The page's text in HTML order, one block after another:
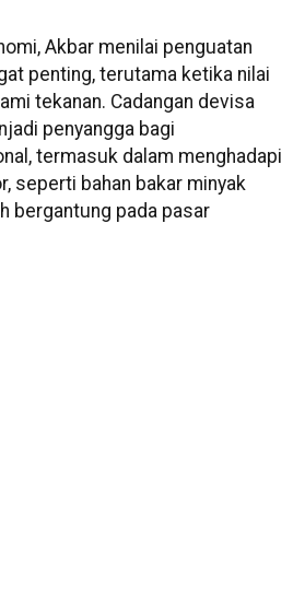
Akbar menilai penguatan
penting, terutama ketika nilai
tekanan. Cadangan devisa
penyangga bagi
termasuk dalam menghadapi
seperti bahan bakar minyak
bergantung pada pasar